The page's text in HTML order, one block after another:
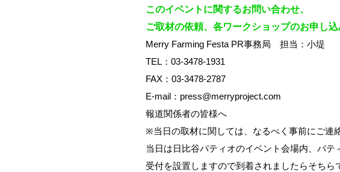
このイベントに関するお問い合わせ、
ご取材の依頼、各ワークショップのお申し
Merry Farming Festa PR事務局 担当：小堤
TEL：03-3478-1931
FAX：03-3478-2787
E-mail：press@merryproject.com
報道関係者の皆様へ
※当日の取材に関しては、なるべく事前にご連
当日は日比谷パティオのイベント会場内、パテ
受付を設置しますので到着されましたらそちら